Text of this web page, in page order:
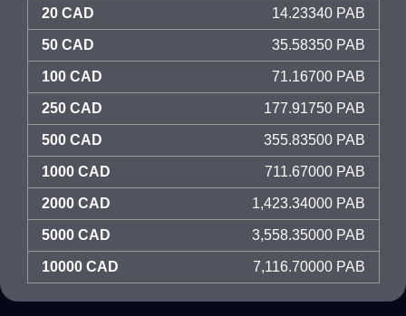
20 CAD 14.23340 PAB
50 CAD 35.58350 PAB
100 CAD 71.16700 PAB
250 CAD 177.91750 PAB
500 CAD 355.83500 PAB
1000 CAD 711.67000 PAB
2000 CAD 1,423.34000 PAB
5000 CAD 3,558.35000 PAB
10000 CAD 7,116.70000 PAB